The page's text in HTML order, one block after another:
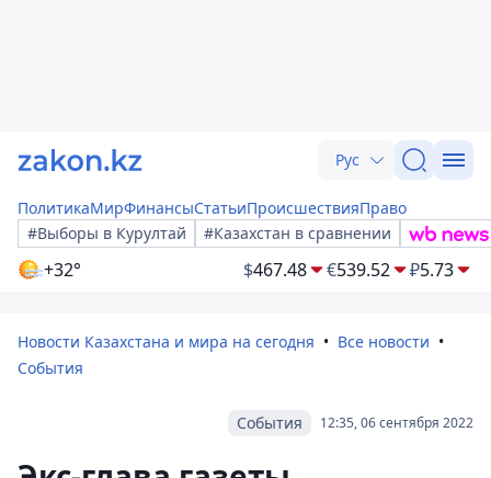
Рус
ПолитикаМирФинансыСтатьиПроисшествияПраво
#Выборы в Курултай
#Казахстан в сравнении
+32° $467.48 €539.52 ₽5.73
Новости Казахстана и мира на сегодня
Все новости
События
12:35, 06 сентября 2022
События